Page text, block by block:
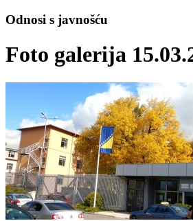
Odnosi s javnošću
Foto galerija